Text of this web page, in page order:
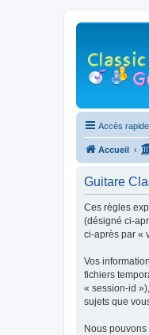
Accès rapide
Accueil
Guitare
Ces règles
(désigné ci-
ci-après par «
Vos
fichiers
« session-id
sujets que
Nous